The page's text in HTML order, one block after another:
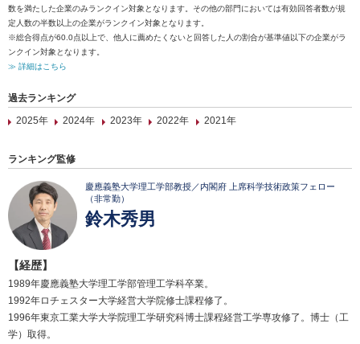
数を満たした企業のみランクイン対象となります。その他の部門においては有効回答者数が規
定人数の半数以上の企業がランクイン対象となります。
※総合得点が60.0点以上で、他人に薦めたくないと回答した人の割合が基準値以下の企業がラ
ンクイン対象となります。
≫ 詳細はこちら
過去ランキング
2025年
2024年 2023年 2022年 2021年
ランキング監修
慶應義塾大学理工学部教授／内閣府 上席科学技術政策フェロー
（非常勤）
鈴木秀男
【経歴】
1989年慶應義塾大学理工学部管理工学科卒業。
1992年ロチェスター大学経営大学院修士課程修了。
1996年東京工業大学大学院理工学研究科博士課程経営工学専攻修了。博士（工
学）取得。